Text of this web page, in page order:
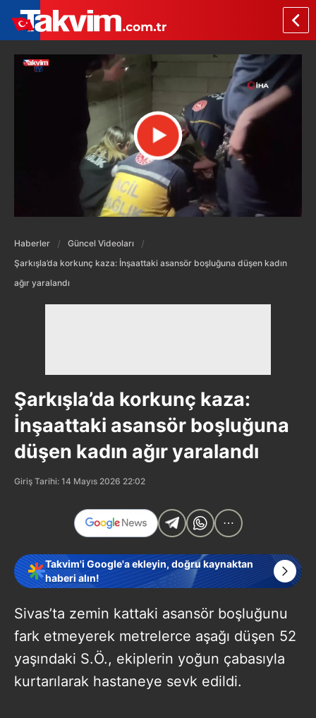
Haberler
Güncel Videoları
Şarkışla’da korkunç kaza: İnşaattaki asansör boşluğuna düşen kadın
ağır yaralandı
Şarkışla’da korkunç kaza:
İnşaattaki asansör boşluğuna
düşen kadın ağır yaralandı
Giriş Tarihi: 14 Mayıs 2026 22:02
Takvim'i Google'a ekleyin, doğru kaynaktan
haberi alın!
Sivas’ta zemin kattaki asansör boşluğunu
fark etmeyerek metrelerce aşağı düşen 52
yaşındaki S.Ö., ekiplerin yoğun çabasıyla
kurtarılarak hastaneye sevk edildi.